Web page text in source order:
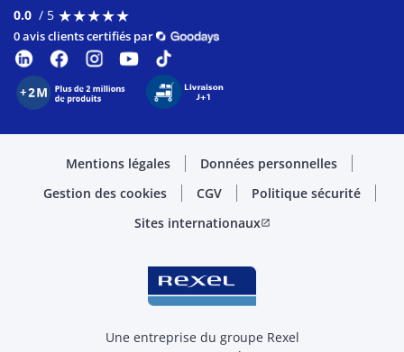
0.0 / 5 ★★★★★
★★★★★
0 avis clients certifiés par
Mentions légales
Données personnelles
Gestion des cookies
CGV
Politique sécurité
Sites internationauxopen_in_new
Une entreprise du groupe Rexel